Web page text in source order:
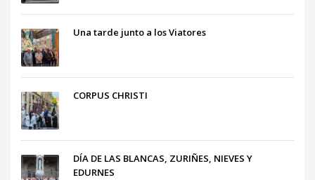
Una tarde junto a los Viatores
CORPUS CHRISTI
DÍA DE LAS BLANCAS, ZURIÑES, NIEVES Y
EDURNES